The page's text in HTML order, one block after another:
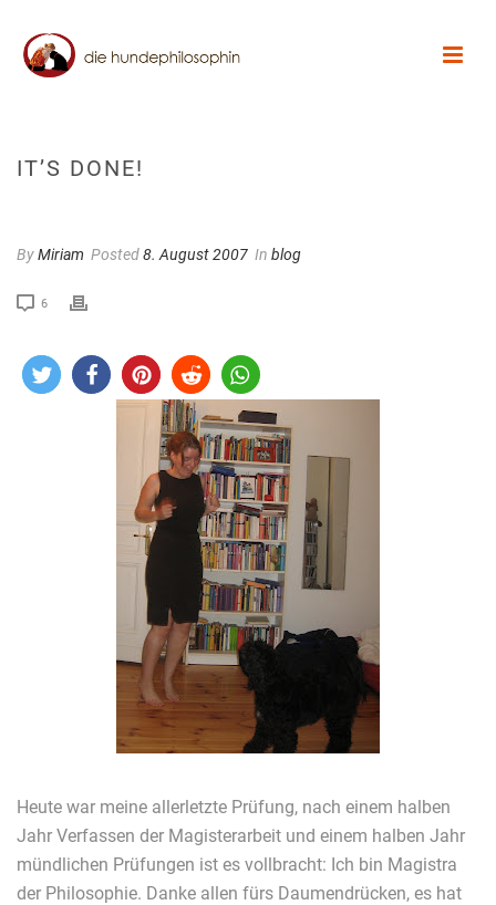
IT’S DONE!
ByMiriam Posted8. August 2007 In blog
6
Heute war meine allerletzte Prüfung, nach einem halben
Jahr Verfassen der Magisterarbeit und einem halben Jahr
mündlichen Prüfungen ist es vollbracht: Ich bin Magistra
der Philosophie. Danke allen fürs Daumendrücken, es hat